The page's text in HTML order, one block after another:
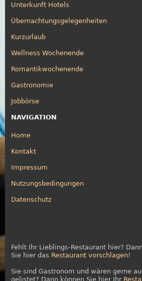
Unterkunft Hotels
Übernachtungsgelegenheiten
Kurzurlaub
Wellness Wochenende
Romantikwochenende
Gastronomie
Jobbörse
NAVIGATION
Home
Kontakt
Impressum
Nutzungsbedingungen
Datenschutz
Fehlt Ihr Lieblings-Restaurant hier?
Sie hier das Restaurant vorschlagen!
Sie sind Gastronom und wären gerne
gelistet? Dann können Sie hier Ihr